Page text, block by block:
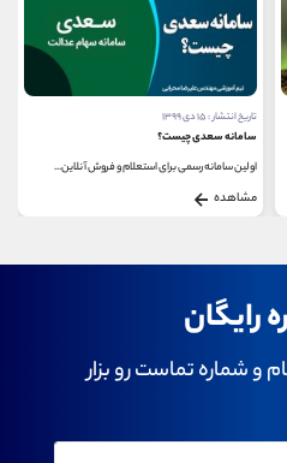
تاریخ انتشار : ۱۵ دی ۱۳۹۹
سامانه سعدی چیست؟
اولین سامانه رسمی برای استعلام و فروش آنلاین...
مشاهده
رایگان
و شماره تماست رو بزار